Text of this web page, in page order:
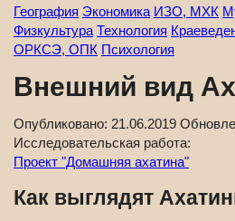
География Экономика ИЗО, МХК
Физкультура Технология
ОРКСЭ, ОПК Психология
Внешний вид
Опубликовано: 21.06.2019
Исследовательская работа:
Проект "Домашняя ахатина"
Как выглядят